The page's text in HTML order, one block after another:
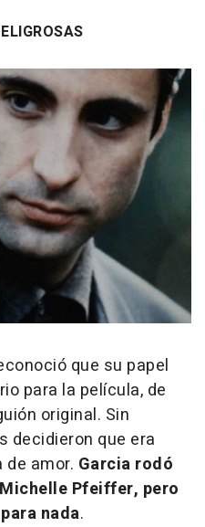
que su papel
para la película, de
original. Sin
decidieron que era
amor. Garcia rodó
Pfeiffer, pero
nada.